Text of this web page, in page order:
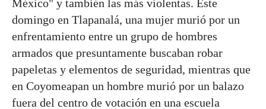
México" y también las más violentas. Este
domingo en Tlapanalá, una mujer murió por un
enfrentamiento entre un grupo de hombres
armados que presuntamente buscaban robar
papeletas y elementos de seguridad, mientras que
en Coyomeapan un hombre murió por un balazo
fuera del centro de votación en una escuela